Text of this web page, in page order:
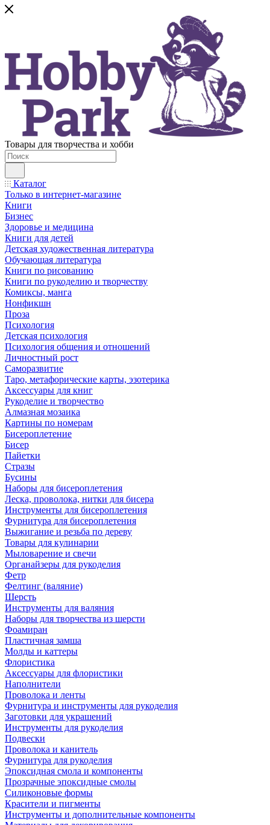
Товары для творчества и хобби
Каталог
Только в интернет-магазине
Книги
Бизнес
Здоровье и медицина
Книги для детей
Детская художественная литература
Обучающая литература
Книги по рисованию
Книги по рукоделию и творчеству
Комиксы, манга
Нонфикшн
Проза
Психология
Детская психология
Психология общения и отношений
Личностный рост
Саморазвитие
Таро, метафорические карты, эзотерика
Аксессуары для книг
Рукоделие и творчество
Алмазная мозаика
Картины по номерам
Бисероплетение
Бисер
Пайетки
Стразы
Бусины
Наборы для бисероплетения
Леска, проволока, нитки для бисера
Инструменты для бисероплетения
Фурнитура для бисероплетения
Выжигание и резьба по дереву
Товары для кулинарии
Мыловарение и свечи
Органайзеры для рукоделия
Фетр
Фелтинг (валяние)
Шерсть
Инструменты для валяния
Наборы для творчества из шерсти
Фоамиран
Пластичная замша
Молды и каттеры
Флористика
Аксессуары для флористики
Наполнители
Проволока и ленты
Фурнитура и инструменты для рукоделия
Заготовки для украшений
Инструменты для рукоделия
Подвески
Проволока и канитель
Фурнитура для рукоделия
Эпоксидная смола и компоненты
Прозрачные эпоксидные смолы
Силиконовые формы
Красители и пигменты
Инструменты и дополнительные компоненты